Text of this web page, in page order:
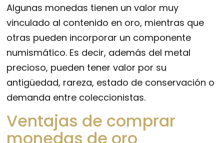
Algunas monedas tienen un valor muy
vinculado al contenido en oro, mientras que
otras pueden incorporar un componente
numismático. Es decir, además del metal
precioso, pueden tener valor por su
antigüedad, rareza, estado de conservación o
demanda entre coleccionistas.
Ventajas de comprar
monedas de oro